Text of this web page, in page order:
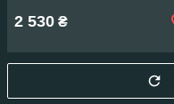
2 530 ₴